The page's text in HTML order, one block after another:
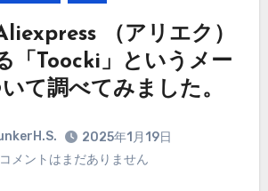
（アリエク）
「Toocki」というメー
て調べてみました。
2025年1月19日
コメントはまだありません